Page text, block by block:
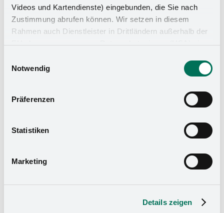
Videos und Kartendienste) eingebunden, die Sie nach
Zustimmung abrufen können. Wir setzen in diesem
Rahmen auch Dienstleister in Drittländern außerhalb der
EU ohne angemessenes Datenschutzniveau (USA) ein,
zu Sicherheits- und Überwachungszwecken zugreifen,
Rechtsmittel einlegen können. Mit Ihrer Einstellung
willigen Sie in die oben beschriebenen Vorgänge ein. Sie
widerrufen. Mehr Informationen finden Sie in unserer
Impressum.
Notwendig
Präferenzen
Statistiken
Marketing
Details zeigen
ClickFixx
ve aynı zamanda aletsiz ve yüksek kalitede bir montaj